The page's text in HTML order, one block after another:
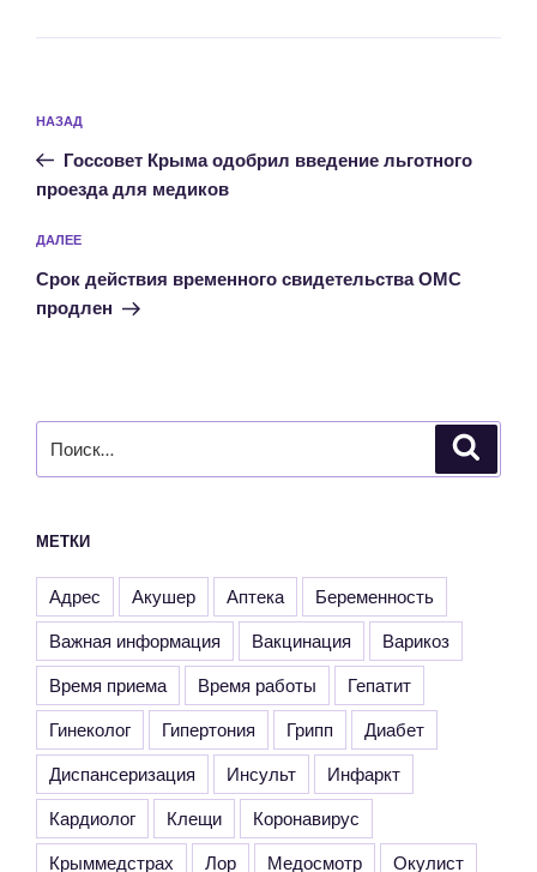
по
записям
Предыдущая
запись:
НАЗАД
Госсовет Крыма одобрил введение льготного
проезда для медиков
Следующая
запись
ДАЛЕЕ
Срок действия временного свидетельства ОМС
продлен
МЕТКИ
Адрес Акушер Аптека
Беременность
Важная информация
Вакцинация
Варикоз
Время приема
Время работы
Гепатит
Гинеколог
Гипертония Грипп
Диабет
Диспансеризация
Инсульт
Инфаркт
Кардиолог
Клещи
Коронавирус
Крыммедстрах
Лор Медосмотр
Окулист